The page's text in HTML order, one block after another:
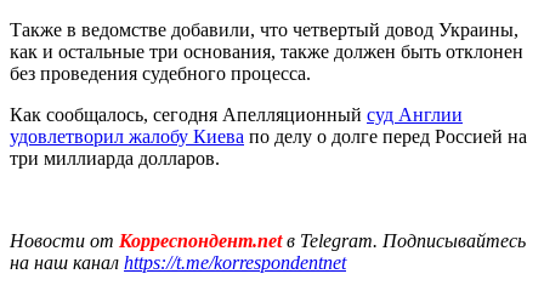
Также в ведомстве добавили, что четвертый довод Украины,
как и остальные три основания, также должен быть отклонен
без проведения судебного процесса.
Как сообщалось, сегодня Апелляционный суд Англии
удовлетворил жалобу Киева по делу о долге перед Россией на
три миллиарда долларов.
Новости от Корреспондент.netв Telegram. Подписывайтесь
на наш канал https://t.me/korrespondentnet